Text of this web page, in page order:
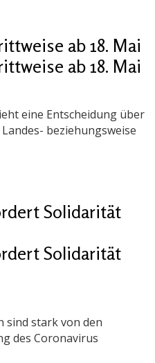
ab 18. Mai
ab 18. Mai
eine Entscheidung über
beziehungsweise
Solidarität
Solidarität
sind stark von den
des Coronavirus